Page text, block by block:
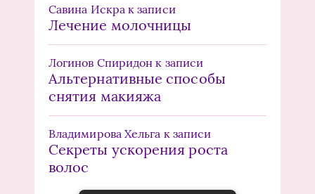
Савина Искрак записи
Лечение молочницы
Логинов Спиридон к записи
Альтернативные способы
снятия макияжа
Владимирова Хельга к записи
Секреты ускорения роста
волос